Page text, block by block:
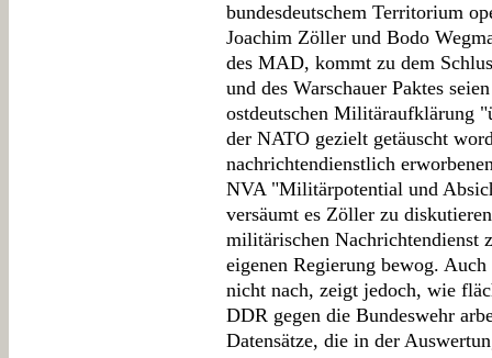
bundesdeutschem Territorium
Joachim Zöller und Bodo
des MAD, kommt zu dem
und des Warschauer Paktes
ostdeutschen Militäraufklärung
der NATO gezielt getäuscht
nachrichtendienstlich
NVA "Militärpotential und
versäumt es Zöller zu
militärischen Nachrichtendienst
eigenen Regierung bewog.
nicht nach, zeigt jedoch, wie
DDR gegen die Bundeswehr
Datensätze, die in der